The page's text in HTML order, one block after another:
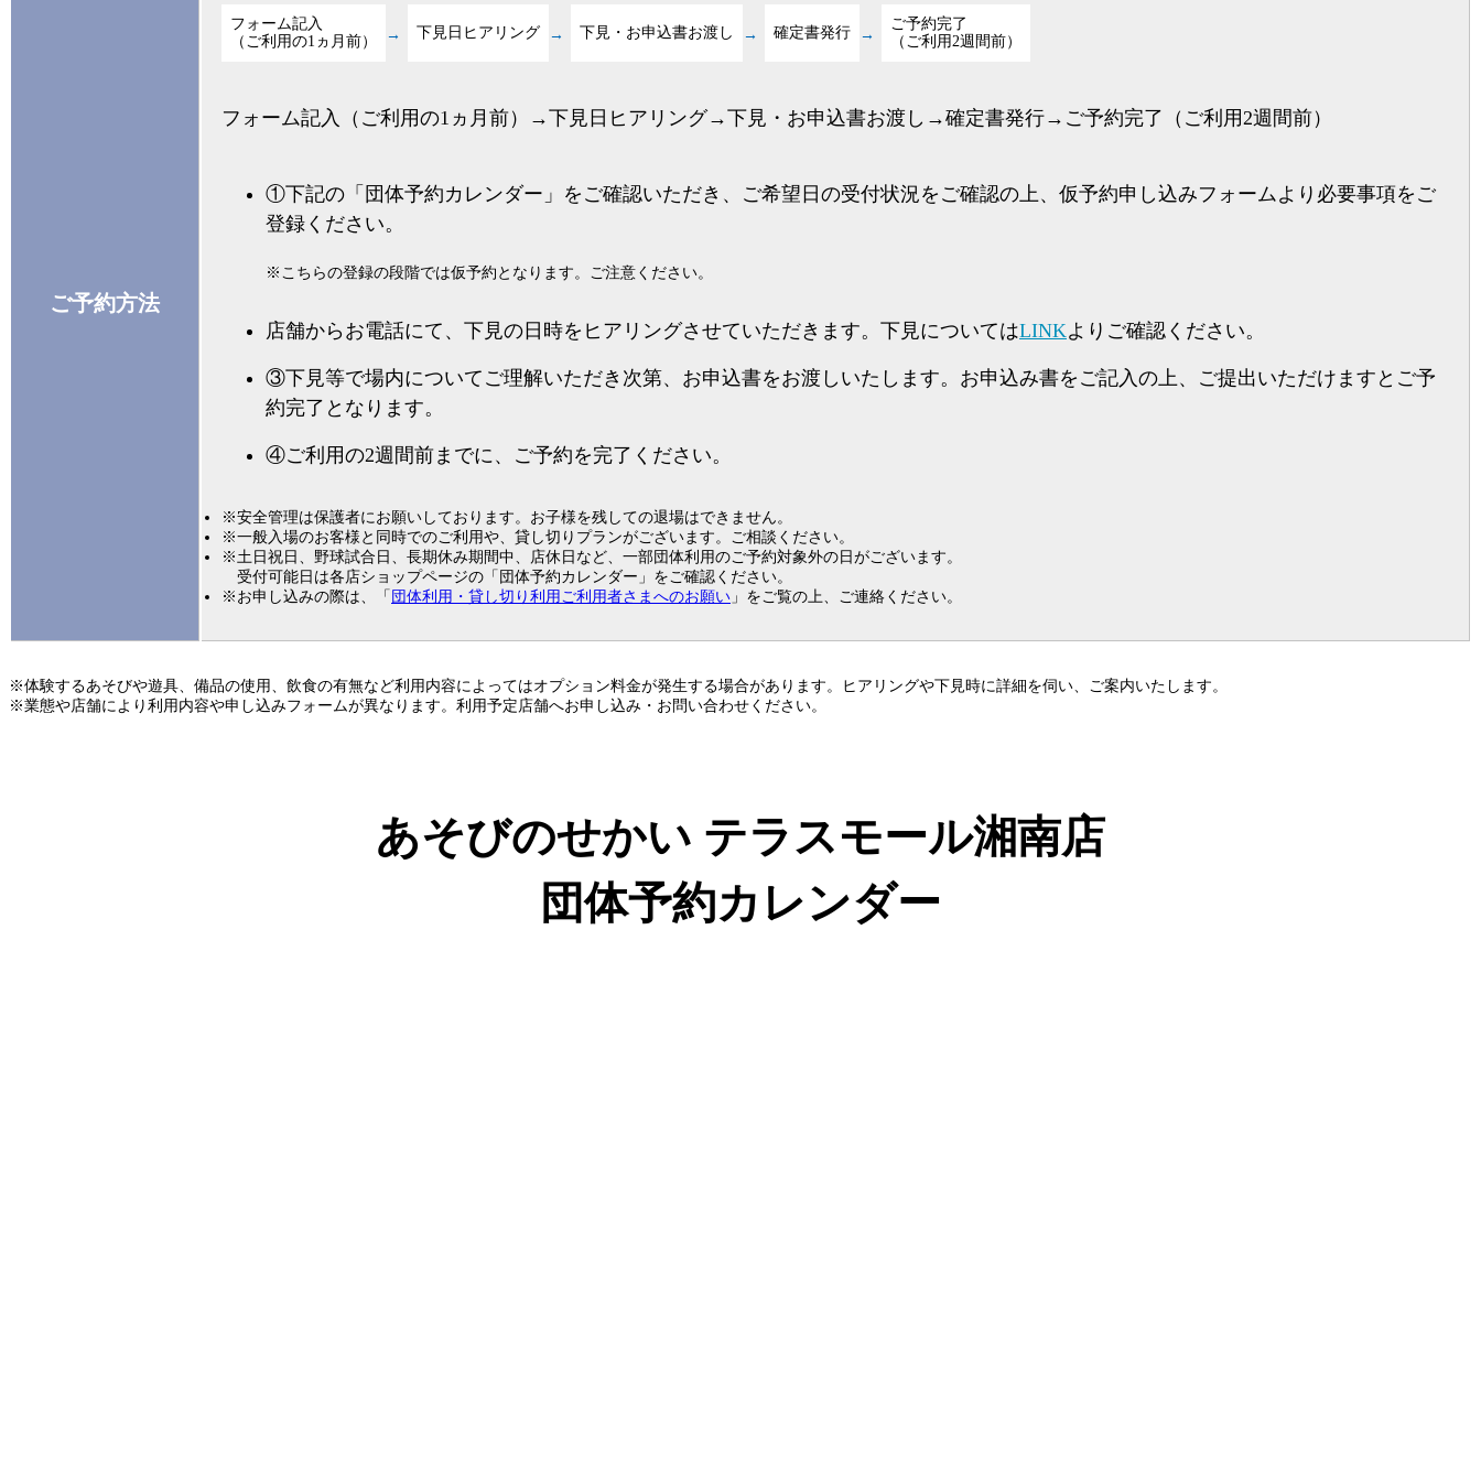
ご予約方法
フォーム記入
（ご利用の1ヵ月前）
下見日ヒアリング 下見・お申込書お渡し 確定書発行
ご予約完了
（ご利用2週間前）
フォーム記入（ご利用の1ヵ月前）→下見日ヒアリング→下見・お申込書お渡し→確定書発行→ご予約完了（ご利用2週間前）
①下記の「団体予約カレンダー」をご確認いただき、ご希望日の受付状況をご確認の上、仮予約申し込みフォームより必要事項をご
登録ください。
※こちらの登録の段階では仮予約となります。ご注意ください。
店舗からお電話にて、下見の日時をヒアリングさせていただきます。下見についてはLINKよりご確認ください。
③下見等で場内についてご理解いただき次第、お申込書をお渡しいたします。お申込み書をご記入の上、ご提出いただけますとご予
約完了となります。
④ご利用の2週間前までに、ご予約を完了ください。
※安全管理は保護者にお願いしております。お子様を残しての退場はできません。
※一般入場のお客様と同時でのご利用や、貸し切りプランがございます。ご相談ください。
※土日祝日、野球試合日、長期休み期間中、店休日など、一部団体利用のご予約対象外の日がございます。
受付可能日は各店ショップページの「団体予約カレンダー」をご確認ください。
※お申し込みの際は、「 団体利用・貸し切り利用ご利用者さまへのお願い 」をご覧の上、ご連絡ください。
※体験するあそびや遊具、備品の使用、飲食の有無など利用内容によってはオプション料金が発生する場合があります。ヒアリングや下見時に詳細を伺い、ご案内いたします。
※業態や店舗により利用内容や申し込みフォームが異なります。利用予定店舗へお申し込み・お問い合わせください。
あそびのせかい テラスモール湘南店
団体予約カレンダー